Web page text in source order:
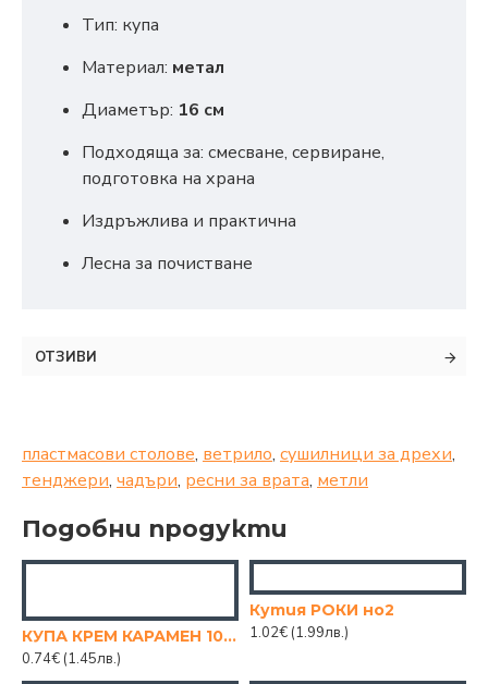
Тип: купа
Материал: метал
Диаметър: 16 см
Подходяща за: смесване, сервиране,
подготовка на храна
Издръжлива и практична
Лесна за почистване
ОТЗИВИ
пластмасови столове, ветрило, сушилници за дрехи,
тенджери, чадъри, ресни за врата, метли
Подобни продукти
КУПА КРЕМ КАРАМЕН 10/7.5
0.74€ (1.45лв.)
Кутия РОКИ но2
1.02€ (1.99лв.)